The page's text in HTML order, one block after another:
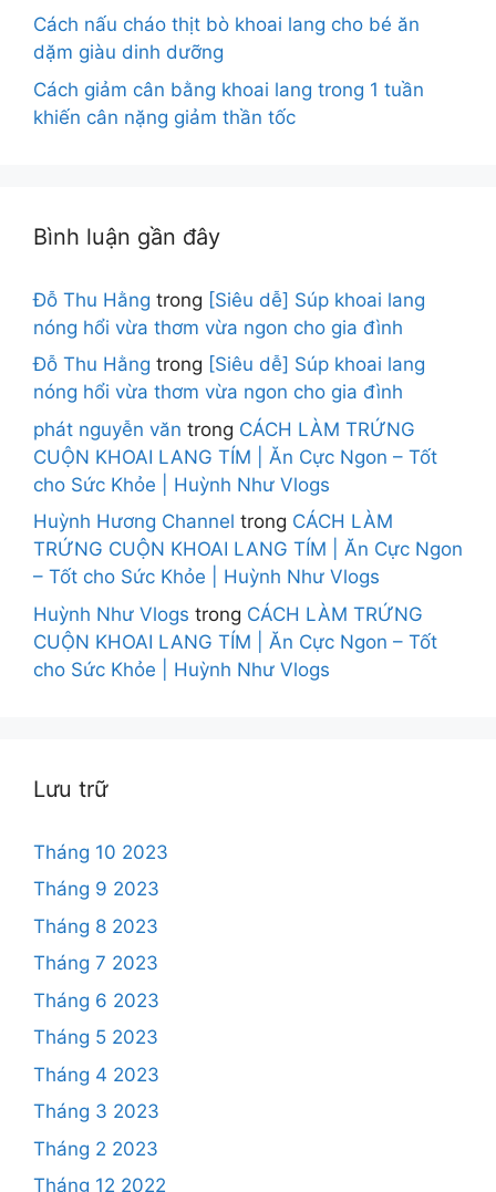
Cách nấu cháo thịt bò khoai lang cho bé ăn
dặm giàu dinh dưỡng
Cách giảm cân bằng khoai lang trong 1 tuần
khiến cân nặng giảm thần tốc
Bình luận gần đây
Đỗ Thu Hằng trong [Siêu dễ] Súp khoai lang
nóng hổi vừa thơm vừa ngon cho gia đình
Đỗ Thu Hằng trong [Siêu dễ] Súp khoai lang
nóng hổi vừa thơm vừa ngon cho gia đình
phát nguyễn văn trong CÁCH LÀM TRỨNG
CUỘN KHOAI LANG TÍM | Ăn Cực Ngon – Tốt
cho Sức Khỏe | Huỳnh Như Vlogs
Huỳnh Hương Channel trong CÁCH LÀM
TRỨNG CUỘN KHOAI LANG TÍM | Ăn Cực Ngon
– Tốt cho Sức Khỏe | Huỳnh Như Vlogs
Huỳnh Như Vlogs trong CÁCH LÀM TRỨNG
CUỘN KHOAI LANG TÍM | Ăn Cực Ngon – Tốt
cho Sức Khỏe | Huỳnh Như Vlogs
Lưu trữ
Tháng 10 2023
Tháng 9 2023
Tháng 8 2023
Tháng 7 2023
Tháng 6 2023
Tháng 5 2023
Tháng 4 2023
Tháng 3 2023
Tháng 2 2023
Tháng 12 2022